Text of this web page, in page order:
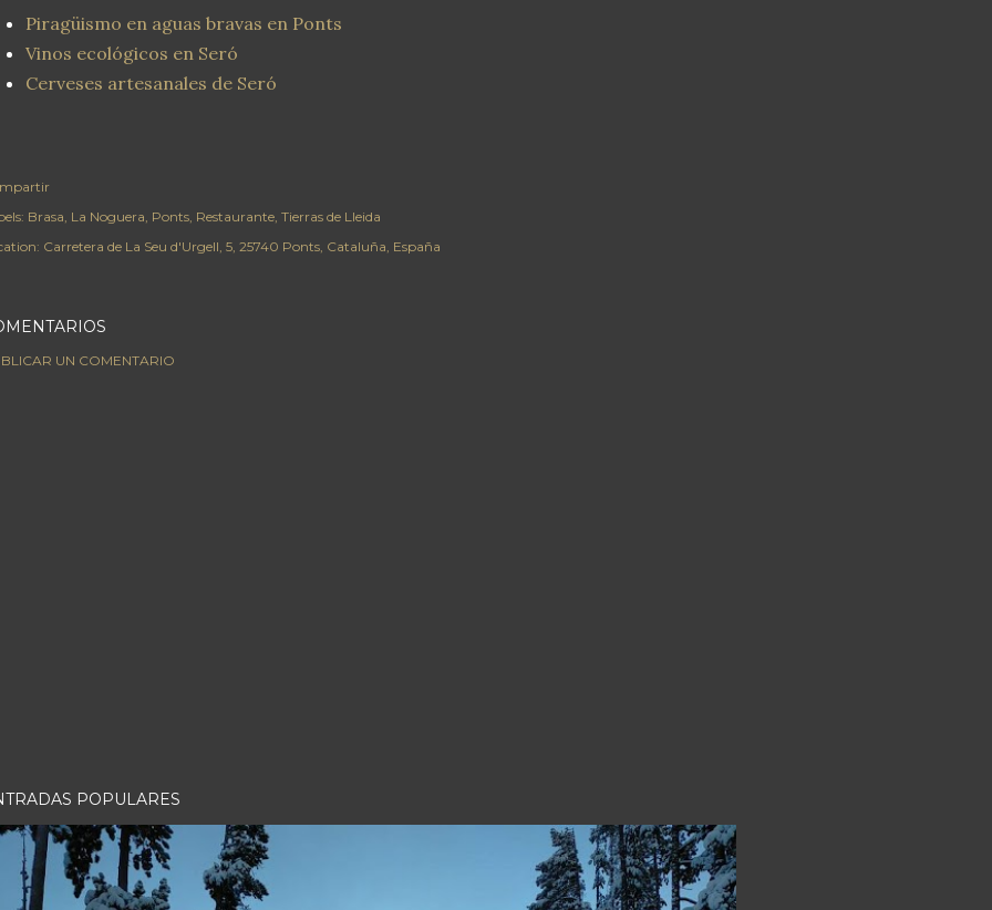
Piragüismo en aguas bravas en Ponts
Vinos ecológicos en Seró
Cerveses artesanales de Seró
Brasa La Noguera Ponts Restaurante Tierras de Lleida
Carretera de La Seu d'Urgell, 5, 25740 Ponts, Cataluña, España
UN COMENTARIO
POPULARES